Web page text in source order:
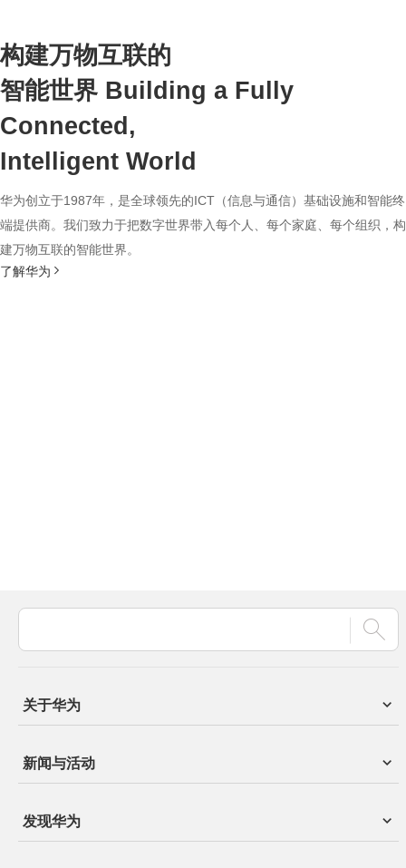
构建万物互联的
智能世界 Building a Fully
Connected,
Intelligent World
华为创立于1987年，是全球领先的ICT（信息与通信）基础设施和智能终
端提供商。我们致力于把数字世界带入每个人、每个家庭、每个组织，构
建万物互联的智能世界。
了解华为
关于华为
新闻与活动
发现华为